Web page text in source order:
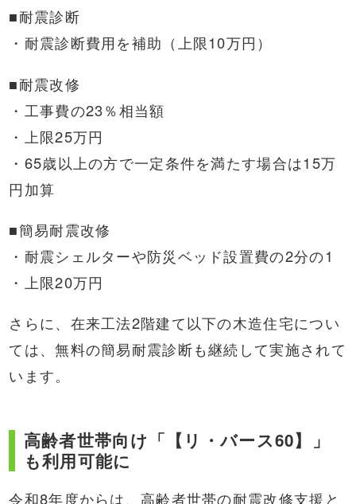
■耐震診断
・耐震診断費用を補助（上限10万円）
■耐震改修
・工事費の23％相当額
・上限25万円
・65歳以上の方で一定条件を満たす場合は15万
円加算
■簡易耐震改修
・耐震シェルターや防災ベッド設置費の2分の1
・上限20万円
さらに、在来工法2階建て以下の木造住宅につい
ては、無料の簡易耐震診断も継続して実施されて
います。
高齢者世帯向け「【リ・バース60】」
も利用可能に
令和8年度からは、高齢者世帯の耐震改修支援と